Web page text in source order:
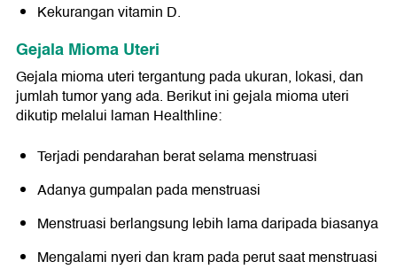
Kekurangan vitamin D.
Gejala Mioma Uteri
Gejala mioma uteri tergantung pada ukuran, lokasi, dan
jumlah tumor yang ada. Berikut ini gejala mioma uteri
dikutip melalui laman Healthline:
Terjadi pendarahan berat selama menstruasi
Adanya gumpalan pada menstruasi
Menstruasi berlangsung lebih lama daripada biasanya
Mengalami nyeri dan kram pada perut saat menstruasi